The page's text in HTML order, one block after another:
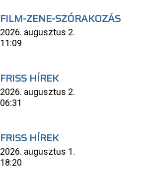
FILM-ZENE-SZÓRAKOZÁS
2026. augusztus 2.
11:09
FRISS HÍREK
2026. augusztus 2.
06:31
FRISS HÍREK
2026. augusztus 1.
18:20